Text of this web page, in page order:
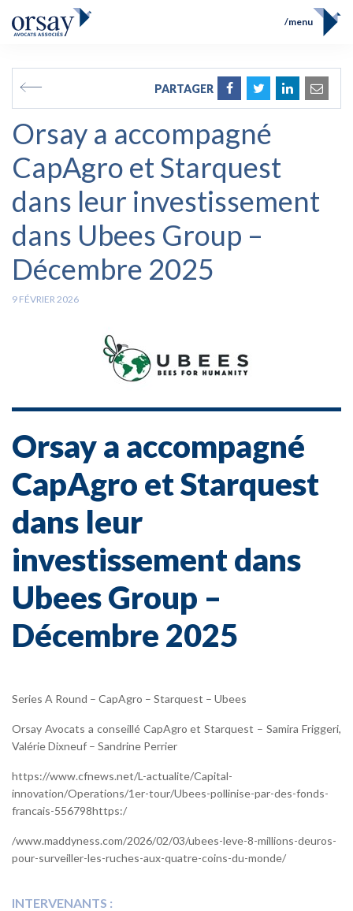
FR
menu
Compétences
Prix et Distinctions
Opérations
Contact
PARTAGER
Orsay a accompagné
CapAgro et Starquest
dans leur investissement
dans Ubees Group –
Décembre 2025
9 FÉVRIER 2026
Orsay a accompagné
CapAgro et Starquest
dans leur
investissement dans
Ubees Group –
Décembre 2025
Series A Round – CapAgro – Starquest – Ubees
Orsay Avocats a conseillé CapAgro et Starquest – Samira Friggeri,
Valérie Dixneuf – Sandrine Perrier
https://www.cfnews.net/L-actualite/Capital-
innovation/Operations/1er-tour/Ubees-pollinise-par-des-fonds-
francais-556798https:/
/www.maddyness.com/2026/02/03/ubees-leve-8-millions-deuros-
pour-surveiller-les-ruches-aux-quatre-coins-du-monde/
INTERVENANTS :